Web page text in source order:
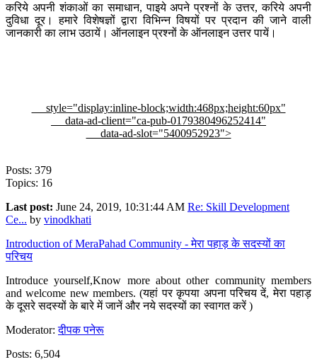
करिये अपनी शंकाओं का समाधान, पाइये अपने प्रश्नों के उत्तर, करिये अपनी
दुविधा दूर। हमारे विशेषज्ञों द्वारा विभिन्न विषयों पर प्रदान की जाने वाली
जानकारी का लाभ उठायें। ऑनलाइन प्रश्नों के ऑनलाइन उत्तर पायें।
style="display:inline-block;width:468px;height:60px"
data-ad-client="ca-pub-0179380496252414"
data-ad-slot="5400952923">
Posts: 379
Topics: 16
Last post: June 24, 2019, 10:31:44 AM Re: Skill Development
Ce... by vinodkhati
Introduction of MeraPahad Community - मेरा पहाड़ के सदस्यों का
परिचय
Introduce yourself,Know more about other community members
and welcome new members. (यहां पर कृपया अपना परिचय दें, मेरा पहाड़
के दूसरे सदस्यों के बारे में जानें और नये सदस्यों का स्वागत करें )
Moderator:दीपक पनेरू
Posts: 6,504